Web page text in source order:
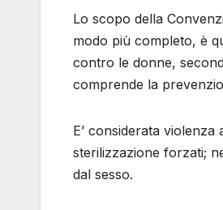
Lo scopo della
modo più completo, è
contro le donne,
comprende la
E’ considerata
sterilizzazione forzati;
dal sesso.